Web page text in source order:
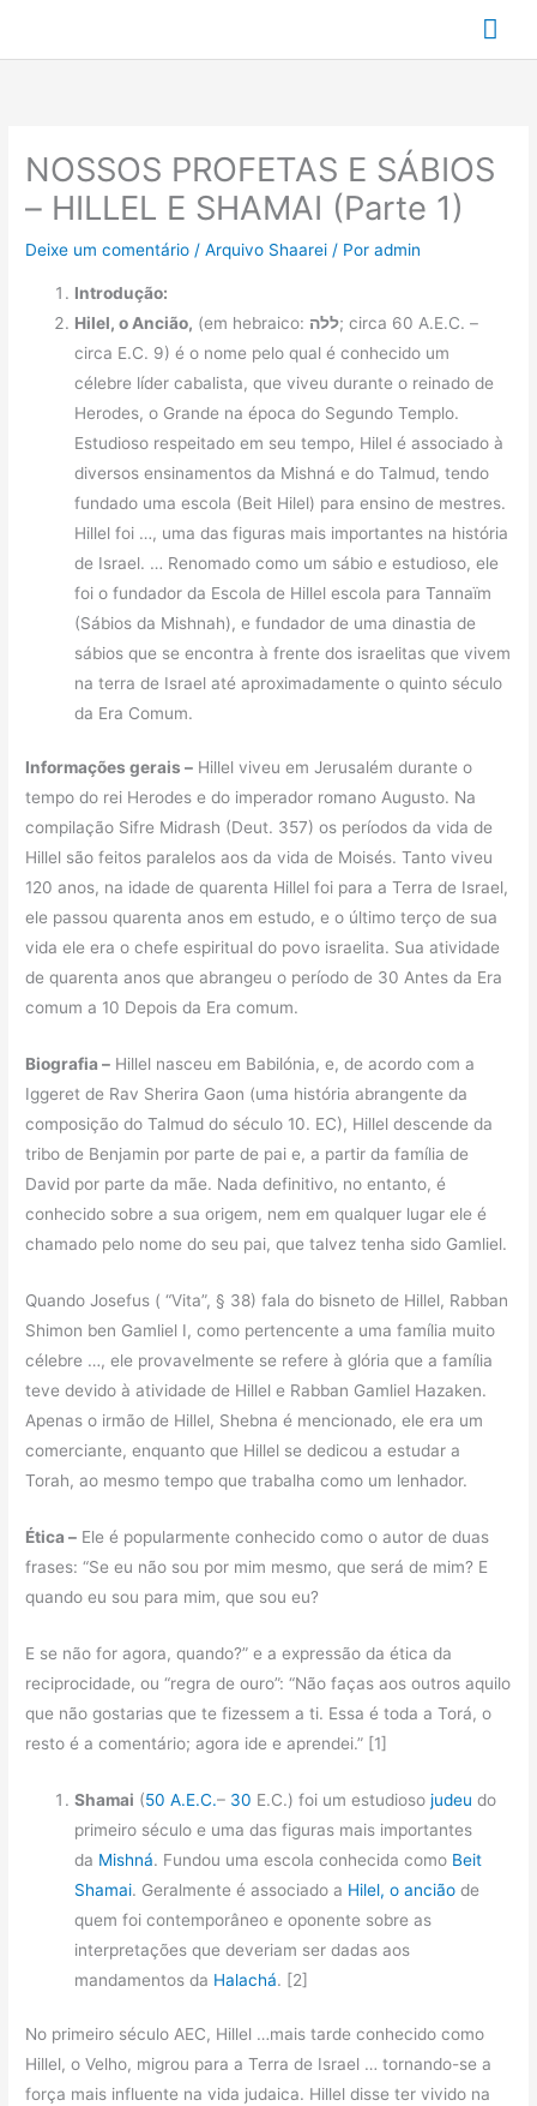
NOSSOS PROFETAS E SÁBIOS
– HILLEL E SHAMAI (Parte 1)
Deixe um comentário /Arquivo Shaarei / Poradmin
Introdução:
Hilel, o Ancião, (em hebraico: ללה; circa 60 A.E.C. –
circa E.C. 9) é o nome pelo qual é conhecido um
célebre líder cabalista, que viveu durante o reinado de
Herodes, o Grande na época do Segundo Templo.
Estudioso respeitado em seu tempo, Hilel é associado à
diversos ensinamentos da Mishná e do Talmud, tendo
fundado uma escola (Beit Hilel) para ensino de mestres.
Hillel foi …, uma das figuras mais importantes na história
de Israel. … Renomado como um sábio e estudioso, ele
foi o fundador da Escola de Hillel escola para Tannaïm
(Sábios da Mishnah), e fundador de uma dinastia de
sábios que se encontra à frente dos israelitas que vivem
na terra de Israel até aproximadamente o quinto século
da Era Comum.
Informações gerais – Hillel viveu em Jerusalém durante o
tempo do rei Herodes e do imperador romano Augusto. Na
compilação Sifre Midrash (Deut. 357) os períodos da vida de
Hillel são feitos paralelos aos da vida de Moisés. Tanto viveu
120 anos, na idade de quarenta Hillel foi para a Terra de Israel,
ele passou quarenta anos em estudo, e o último terço de sua
vida ele era o chefe espiritual do povo israelita. Sua atividade
de quarenta anos que abrangeu o período de 30 Antes da Era
comum a 10 Depois da Era comum.
Biografia – Hillel nasceu em Babilónia, e, de acordo com a
Iggeret de Rav Sherira Gaon (uma história abrangente da
composição do Talmud do século 10. EC), Hillel descende da
tribo de Benjamin por parte de pai e, a partir da família de
David por parte da mãe. Nada definitivo, no entanto, é
conhecido sobre a sua origem, nem em qualquer lugar ele é
chamado pelo nome do seu pai, que talvez tenha sido Gamliel.
Quando Josefus ( “Vita”, § 38) fala do bisneto de Hillel, Rabban
Shimon ben Gamliel I, como pertencente a uma família muito
célebre …, ele provavelmente se refere à glória que a família
teve devido à atividade de Hillel e Rabban Gamliel Hazaken.
Apenas o irmão de Hillel, Shebna é mencionado, ele era um
comerciante, enquanto que Hillel se dedicou a estudar a
Torah, ao mesmo tempo que trabalha como um lenhador.
Ética – Ele é popularmente conhecido como o autor de duas
frases: “Se eu não sou por mim mesmo, que será de mim? E
quando eu sou para mim, que sou eu?
E se não for agora, quando?” e a expressão da ética da
reciprocidade, ou “regra de ouro”: “Não faças aos outros aquilo
que não gostarias que te fizessem a ti. Essa é toda a Torá, o
resto é a comentário; agora ide e aprendei.” [1]
Shamai (50 A.E.C.– 30 E.C.) foi um estudiosojudeu do
primeiro século e uma das figuras mais importantes
da Mishná. Fundou uma escola conhecida como Beit
Shamai. Geralmente é associado a Hilel, o ancião de
quem foi contemporâneo e oponente sobre as
interpretações que deveriam ser dadas aos
mandamentos da Halachá. [2]
No primeiro século AEC, Hillel …mais tarde conhecido como
Hillel, o Velho, migrou para a Terra de Israel … tornando-se a
força mais influente na vida judaica. Hillel disse ter vivido na